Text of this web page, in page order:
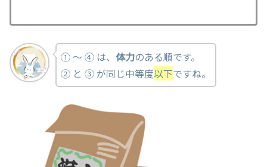
① ～ ④ は、 体力のある順です。
② と ③ が同じ中等度以下ですね。